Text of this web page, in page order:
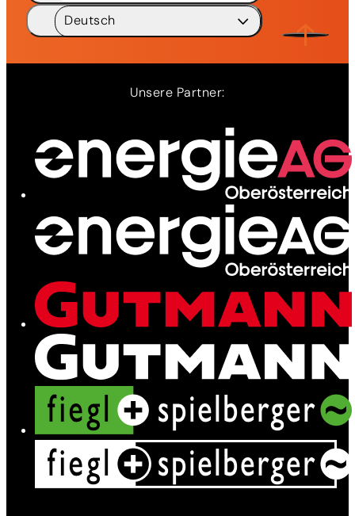
Ladenetz
Leistungen
News
Kontakt
Deutsch
Unsere Partner: